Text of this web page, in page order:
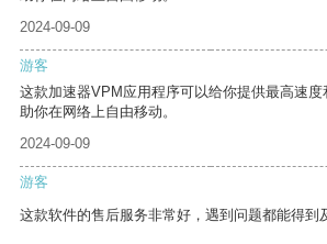
2024-09-09
游客
这款加速器VPM应用程序可以给你提供最高速
助你在网络上自由移动。
2024-09-09
游客
这款软件的售后服务非常好，遇到问题都能得到